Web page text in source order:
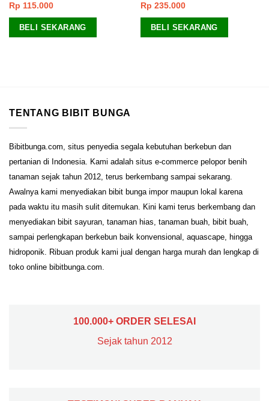
Rp 115.000
BELI SEKARANG
Rp 235.000
BELI SEKARANG
TENTANG BIBIT BUNGA
Bibitbunga.com, situs penyedia segala kebutuhan berkebun dan
pertanian di Indonesia. Kami adalah situs e-commerce pelopor benih
tanaman sejak tahun 2012, terus berkembang sampai sekarang.
Awalnya kami menyediakan bibit bunga impor maupun lokal karena
pada waktu itu masih sulit ditemukan. Kini kami terus berkembang dan
menyediakan bibit sayuran, tanaman hias, tanaman buah, bibit buah,
sampai perlengkapan berkebun baik konvensional, aquascape, hingga
hidroponik. Ribuan produk kami jual dengan harga murah dan lengkap di
toko online bibitbunga.com.
100.000+ ORDER SELESAI
Sejak tahun 2012